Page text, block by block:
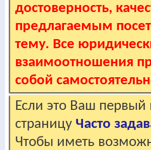
достоверность,
предлагаемым
тему. Все
взаимоотношения
собой
Если это Ваш
страницу Часто
Чтобы иметь